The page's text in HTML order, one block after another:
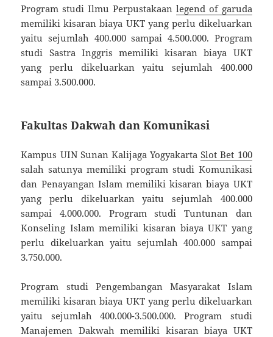
Program studi Ilmu Perpustakaan legend of garuda
memiliki kisaran biaya UKT yang perlu dikeluarkan
yaitu sejumlah 400.000 sampai 4.500.000. Program
studi Sastra Inggris memiliki kisaran biaya UKT
yang perlu dikeluarkan yaitu sejumlah 400.000
sampai 3.500.000.
Fakultas Dakwah dan Komunikasi
Kampus UIN Sunan Kalijaga YogyakartaSlot Bet 100
salah satunya memiliki program studi Komunikasi
dan Penayangan Islam memiliki kisaran biaya UKT
yang perlu dikeluarkan yaitu sejumlah 400.000
sampai 4.000.000. Program studi Tuntunan dan
Konseling Islam memiliki kisaran biaya UKT yang
perlu dikeluarkan yaitu sejumlah 400.000 sampai
3.750.000.
Program studi Pengembangan Masyarakat Islam
memiliki kisaran biaya UKT yang perlu dikeluarkan
yaitu sejumlah 400.000-3.500.000. Program studi
Manajemen Dakwah memiliki kisaran biaya UKT